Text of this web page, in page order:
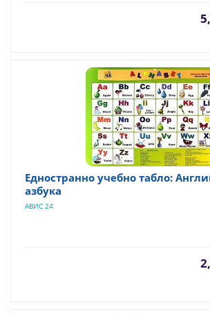
Едностранно учебно табло:
азбука
АВИС 24